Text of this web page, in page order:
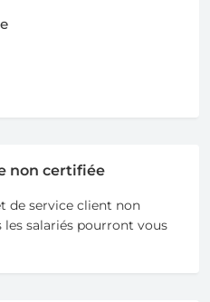
non certifiée
de service client non
les salariés pourront vous